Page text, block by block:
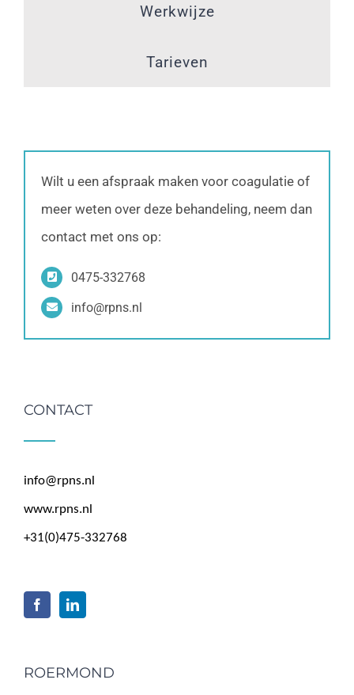
Werkwijze
Tarieven
Wilt u een afspraak maken voor coagulatie of
meer weten over deze behandeling, neem dan
contact met ons op:
0475-332768
info@rpns.nl
CONTACT
info@rpns.nl
www.rpns.nl
+31(0)475-332768
ROERMOND